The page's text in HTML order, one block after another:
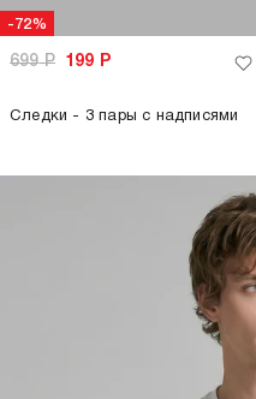
-72%
699Р 199 Р
Следки - 3 пары с надписями